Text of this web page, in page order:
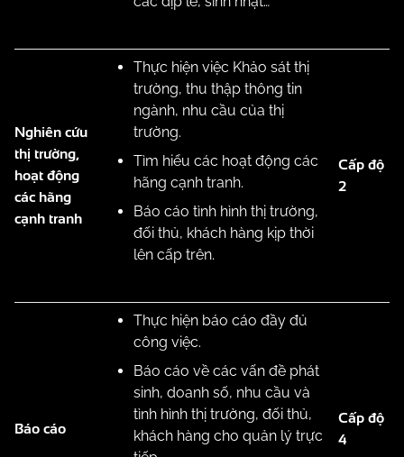
Nghiên cứu
thị trường,
hoạt động
các hãng
cạnh tranh
Thực hiện việc Khảo sát thị
trường, thu thập thông tin
ngành, nhu cầu của thị
trường.
Tìm hiểu các hoạt động các
hãng cạnh tranh.
Báo cáo tình hình thị trường,
đối thủ, khách hàng kịp thời
lên cấp trên.
Cấp độ
2
Báo cáo
Thực hiện báo cáo đầy đủ
công việc.
Báo cáo về các vấn đề phát
sinh, doanh số, nhu cầu và
tình hình thị trường, đối thủ,
khách hàng cho quản lý trực
Cấp độ
4